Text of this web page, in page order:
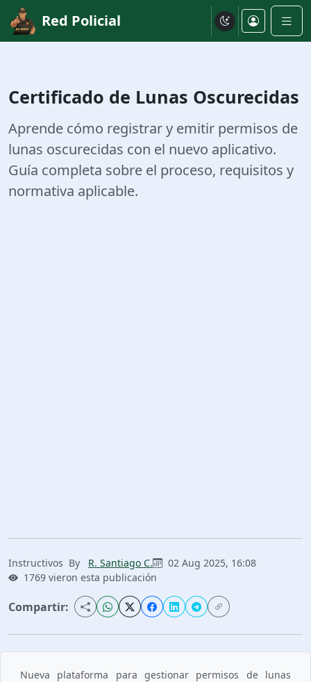
Red Policial
Certificado de Lunas Oscurecidas
Aprende cómo registrar y emitir permisos de
lunas oscurecidas con el nuevo aplicativo.
Guía completa sobre el proceso, requisitos y
normativa aplicable.
Instructivos By R. Santiago C.
02 Aug 2025, 16:08
1769 vieron esta publicación
Compartir:
Nueva plataforma para gestionar permisos de lunas